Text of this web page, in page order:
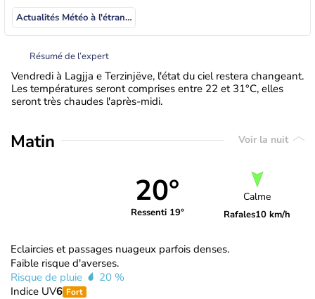
Actualités Météo à l'étranger
Résumé de l’expert
Vendredi à Lagjja e Terzinjëve, l'état du ciel restera changeant.
Les températures seront comprises entre 22 et 31°C, elles
seront très chaudes l'après-midi.
Matin Voir la nuit
20°
Ressenti 19°
Calme
Rafales10 km/h
Eclaircies et passages nuageux parfois denses.
Faible risque d'averses.
Risque de pluie
20 %
Indice UV6 Fort